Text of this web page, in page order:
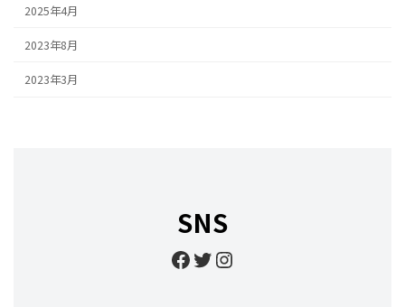
2025年4月
2023年8月
2023年3月
SNS
Facebook
Twitter
Instagram